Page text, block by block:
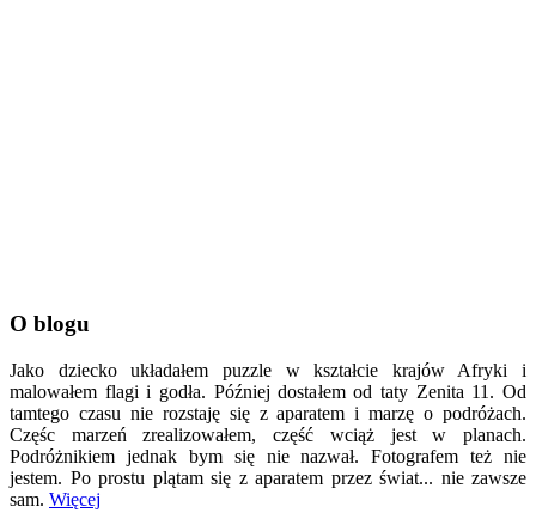
O blogu
Jako dziecko układałem puzzle w kształcie krajów Afryki i
malowałem flagi i godła. Później dostałem od taty Zenita 11. Od
tamtego czasu nie rozstaję się z aparatem i marzę o podróżach.
Częśc marzeń zrealizowałem, część wciąż jest w planach.
Podróżnikiem jednak bym się nie nazwał. Fotografem też nie
jestem. Po prostu plątam się z aparatem przez świat... nie zawsze
sam. Więcej